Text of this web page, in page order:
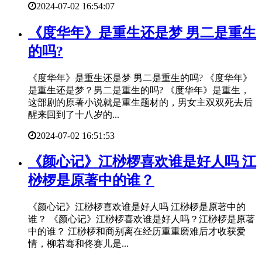
2024-07-02 16:54:07
​《度华年》是重生还是梦 男二是重生
的吗?
《度华年》是重生还是梦 男二是重生的吗? 《度华年》
是重生还是梦？男二是重生的吗? 《度华年》是重生，
这部剧的原著小说就是重生题材的，男女主双双死去后
醒来回到了十八岁的...
2024-07-02 16:51:53
​《颜心记》江桫椤喜欢谁是好人吗 江
桫椤是原著中的谁？
《颜心记》江桫椤喜欢谁是好人吗 江桫椤是原著中的
谁？ 《颜心记》江桫椤喜欢谁是好人吗？江桫椤是原著
中的谁？ 江桫椤和商别离在经历重重磨难后才收获爱
情，柳若骞和佟赛儿是...